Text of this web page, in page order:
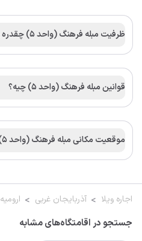
ظرفیت مبله فرهنگ (واحد ۵) چقدره و برای چند نفر مناسبه؟
قوانین مبله فرهنگ (واحد ۵) چیه؟
موقعیت مکانی مبله فرهنگ (واحد ۵) کجاست؟
اجاره ویلا آذربایجان غربی ارومیه
جستجو در اقامتگاه‌های مشابه